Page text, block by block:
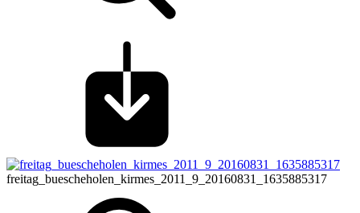
freitag_buescheholen_kirmes_2011_9_20160831_1635885317